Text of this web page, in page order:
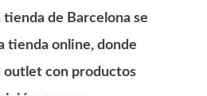
tienda de Barcelona se
tienda online, donde
outlet con productos